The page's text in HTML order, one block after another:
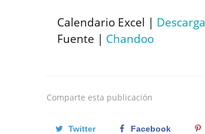
Calendario Excel | Descarga
Fuente | Chandoo
Comparte esta publicación
Twitter Facebook